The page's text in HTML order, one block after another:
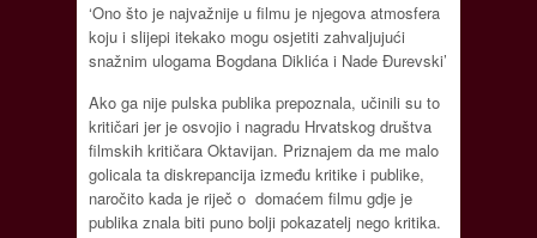
‘Ono što je najvažnije u filmu je njegova atmosfera
koju i slijepi itekako mogu osjetiti zahvaljujući
snažnim ulogama Bogdana Diklića i Nade Đurevski’
Ako ga nije pulska publika prepoznala, učinili su to
kritičari jer je osvojio i nagradu Hrvatskog društva
filmskih kritičara Oktavijan. Priznajem da me malo
golicala ta diskrepancija između kritike i publike,
naročito kada je riječ o domaćem filmu gdje je
publika znala biti puno bolji pokazatelj nego kritika.